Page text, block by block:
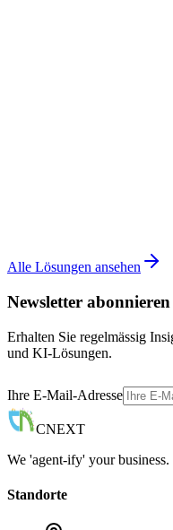
Alle Lösungen ansehen
Newsletter abonnieren
Erhalten Sie regelmässig
und KI-Lösungen.
Ihre E-Mail-Adresse
CNEXT
We 'agent-ify' your
Standorte